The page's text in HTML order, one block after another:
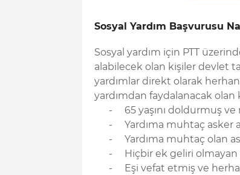
Sosyal Yardım Başvurusu
Sosyal yardım için PTT
alabilecek olan kişiler devlet
yardımlar direkt olarak
yardımdan faydalanacak olan
-
65 yaşını doldurmuş
-
Yardıma muhtaç asker
-
Yardıma muhtaç olan
-
Hiçbir ek geliri
-
Eşi vefat etmiş ve